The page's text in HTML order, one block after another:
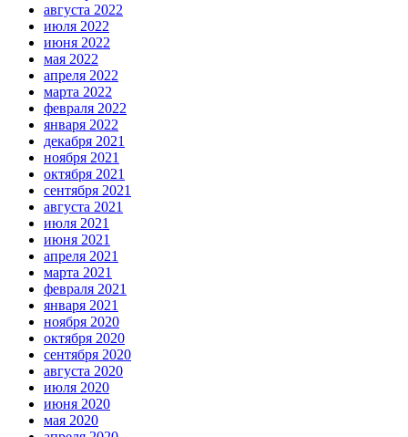
августа 2022
июля 2022
июня 2022
мая 2022
апреля 2022
марта 2022
февраля 2022
января 2022
декабря 2021
ноября 2021
октября 2021
сентября 2021
августа 2021
июля 2021
июня 2021
апреля 2021
марта 2021
февраля 2021
января 2021
ноября 2020
октября 2020
сентября 2020
августа 2020
июля 2020
июня 2020
мая 2020